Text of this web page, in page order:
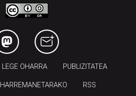
LEGE OHARRA PUBLIZITATEA
HARREMANETARAKO RSS